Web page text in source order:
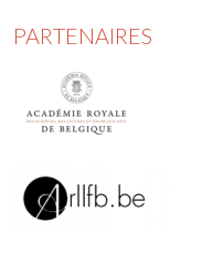
PARTENAIRES